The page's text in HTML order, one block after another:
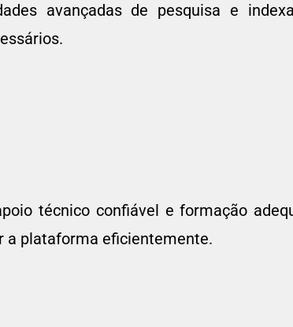
avançadas de pesquisa e
técnico confiável e formação
a plataforma eficientemente.